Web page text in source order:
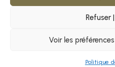
Refuser
Voir les
Politique
© Commission de développement des
du Québec - 2026